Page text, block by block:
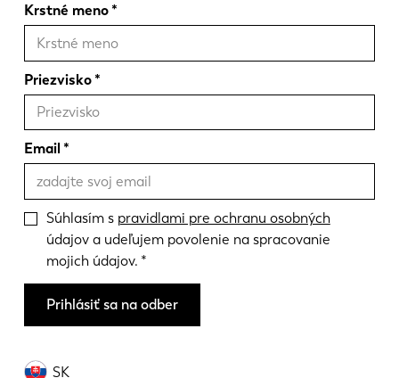
SK
Krstné meno
Priezvisko
Email
Súhlasím s pravidlami pre ochranu osobných
údajov a udeľujem povolenie na spracovanie
mojich údajov.
Prihlásiť sa na odber